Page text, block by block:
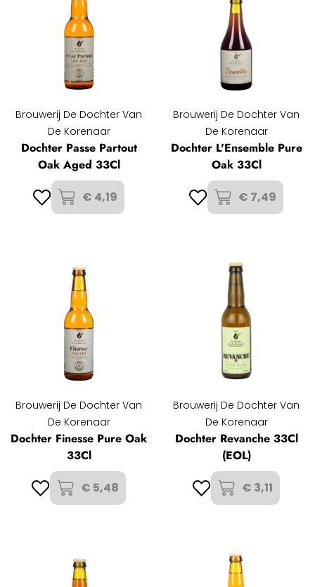
Brouwerij De Dochter Van
De Korenaar
Dochter Passe Partout
Oak Aged 33Cl
€ 4,19
Brouwerij De Dochter Van
De Korenaar
Dochter L'Ensemble Pure
Oak 33Cl
€ 7,49
Brouwerij De Dochter Van
De Korenaar
Dochter Finesse Pure Oak
33Cl
€ 5,48
Brouwerij De Dochter Van
De Korenaar
Dochter Revanche 33Cl
(EOL)
€ 3,11